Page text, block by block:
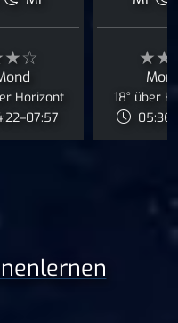
Horizont
18° über